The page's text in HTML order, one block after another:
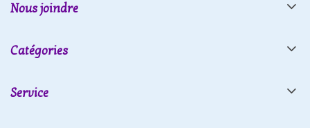
Nous joindre
Catégories
Service